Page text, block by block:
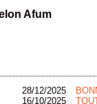
Afum
28/12/2025
16/10/2025